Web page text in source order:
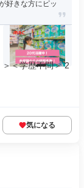
好きな方にピッ
＜学歴不問＞ 2
気になる